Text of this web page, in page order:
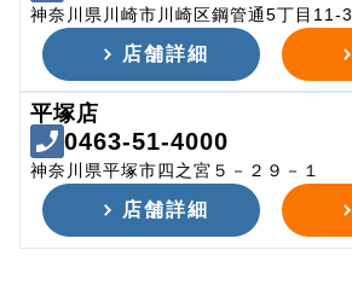
神奈川県川崎市川崎区鋼管通5丁目11-3
店舗詳細
平塚店
0463-51-4000
神奈川県平塚市四之宮５－２９－１
店舗詳細